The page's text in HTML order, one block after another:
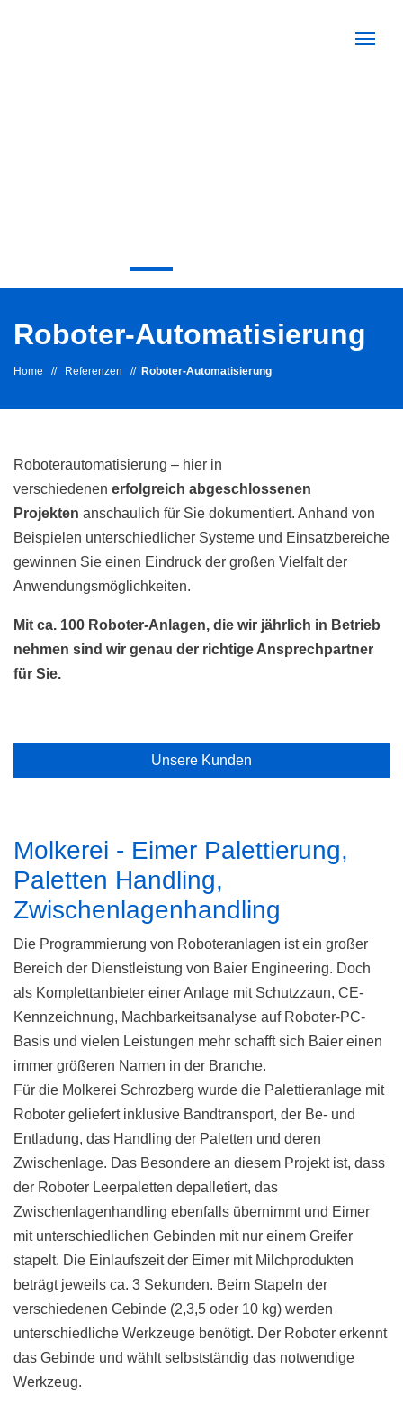
Roboter-Automatisierung
Home // Referenzen // Roboter-Automatisierung
Roboterautomatisierung – hier in
verschiedenen erfolgreich abgeschlossenen
Projekten anschaulich für Sie dokumentiert. Anhand von
Beispielen unterschiedlicher Systeme und Einsatzbereiche
gewinnen Sie einen Eindruck der großen Vielfalt der
Anwendungsmöglichkeiten.
Mit ca. 100 Roboter-Anlagen, die wir jährlich in Betrieb
nehmen sind wir genau der richtige Ansprechpartner
für Sie.
Unsere Kunden
Molkerei - Eimer Palettierung,
Paletten Handling,
Zwischenlagenhandling
Die Programmierung von Roboteranlagen ist ein großer
Bereich der Dienstleistung von Baier Engineering. Doch
als Komplettanbieter einer Anlage mit Schutzzaun, CE-
Kennzeichnung, Machbarkeitsanalyse auf Roboter-PC-
Basis und vielen Leistungen mehr schafft sich Baier einen
immer größeren Namen in der Branche.
Für die Molkerei Schrozberg wurde die Palettieranlage mit
Roboter geliefert inklusive Bandtransport, der Be- und
Entladung, das Handling der Paletten und deren
Zwischenlage. Das Besondere an diesem Projekt ist, dass
der Roboter Leerpaletten depalletiert, das
Zwischenlagenhandling ebenfalls übernimmt und Eimer
mit unterschiedlichen Gebinden mit nur einem Greifer
stapelt. Die Einlaufszeit der Eimer mit Milchprodukten
beträgt jeweils ca. 3 Sekunden. Beim Stapeln der
verschiedenen Gebinde (2,3,5 oder 10 kg) werden
unterschiedliche Werkzeuge benötigt. Der Roboter erkennt
das Gebinde und wählt selbstständig das notwendige
Werkzeug.